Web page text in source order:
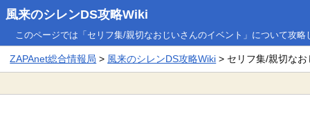
風来のシレンDS攻略Wiki
このページでは「セリフ集/親切なおじいさんのイベント」について攻略
ZAPAnet総合情報局 > 風来のシレンDS攻略Wiki > セリフ集/親切なお